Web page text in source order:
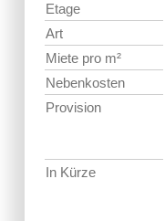
Etage
Art
Miete pro m²
Nebenkosten
Provision
In Kürze